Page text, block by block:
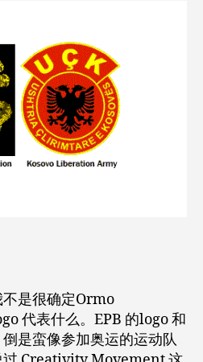
是很确定Ormo
代表什么。EPB 的logo 和
是蛮像参加奥运的运动队